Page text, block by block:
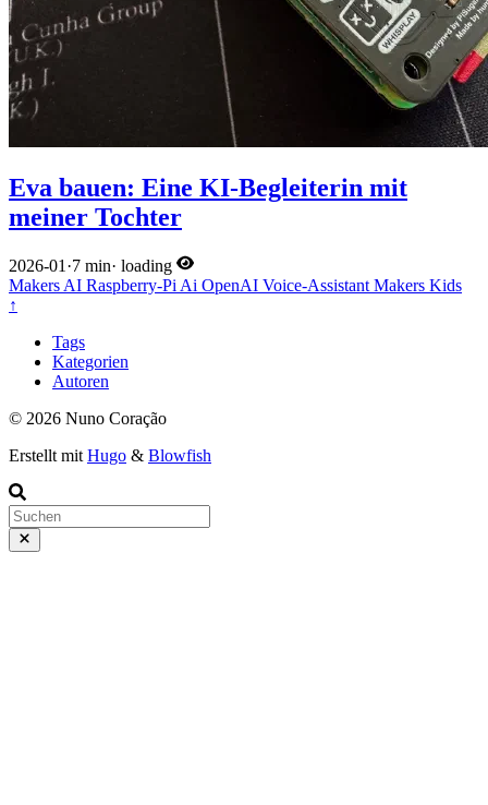
Eva bauen: Eine KI-Begleiterin mit
meiner Tochter
2026-01 ·7 min· loading
Makers AI Raspberry-Pi Ai OpenAI Voice-Assistant Makers Kids
↑
Tags
Kategorien
Autoren
© 2026 Nuno Coração
Erstellt mit Hugo & Blowfish